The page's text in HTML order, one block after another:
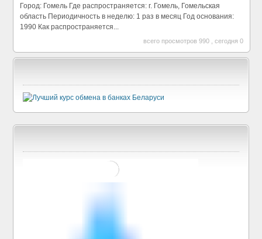
Город: Гомель Где распространяется: г. Гомель, Гомельская
область Периодичность в неделю: 1 раз в месяц Год основания:
1990 Как распространяется...
всего просмотров 990 , сегодня 0